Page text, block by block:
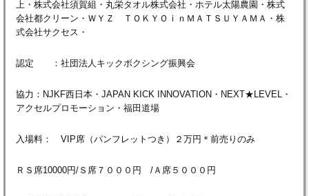
上・株式会社須賀組・丸栄タオル株式会社・ホテル太陽農園・株式
会社都クリーン・ＷＹＺ ＴＯＫＹＯｉｎＭＡＴＳＵＹＡＭＡ・株
式会社サクセス・
認定 ：社団法人キックボクシング振興会
協力：NJKF西日本・JAPAN KICK INNOVATION・NEXT★LEVEL・
アクセルプロモーション・福田道場
入場料： VIP席（パンフレットつき）２万円＊前売りのみ
ＲＳ席10000円/Ｓ席７０００円 /Ａ席５０００円